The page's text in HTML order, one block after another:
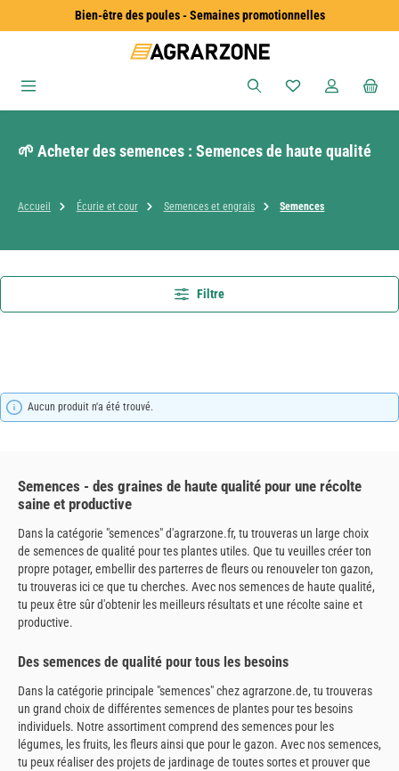
Passer au contenu principalBien-être des poules - Semaines promotionnelles
Vous avez 0
🌱 Acheter des semences : Semences de haute qualité
Accueil Écurie et cour Semences et engrais Semences
Filtre
Aucun produit n'a été trouvé.
Semences - des graines de haute qualité pour une récolte
saine et productive
Dans la catégorie "semences" d'agrarzone.fr, tu trouveras un large choix
de semences de qualité pour tes plantes utiles. Que tu veuilles créer ton
propre potager, embellir des parterres de fleurs ou renouveler ton gazon,
tu trouveras ici ce que tu cherches. Avec nos semences de haute qualité,
tu peux être sûr d'obtenir les meilleurs résultats et une récolte saine et
productive.
Des semences de qualité pour tous les besoins
Dans la catégorie principale "semences" chez agrarzone.de, tu trouveras
un grand choix de différentes semences de plantes pour tes besoins
individuels. Notre assortiment comprend des semences pour les
légumes, les fruits, les fleurs ainsi que pour le gazon. Avec nos semences,
tu peux réaliser des projets de jardinage de toutes sortes et prouver que